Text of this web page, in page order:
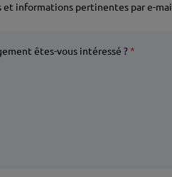
et informations pertinentes par e-
êtes-vous intéressé ? Required